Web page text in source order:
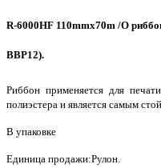
R-6000HF 110mmx70m /O
BBP12).
Риббон применяется для
полиэстера и является самым
В упаковке
Единица продажи:Рулон.